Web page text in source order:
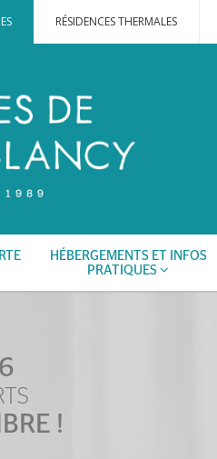
RÉSIDENCES THERMALES
HÉBERGEMENTS ET INFOS
PRATIQUES
!